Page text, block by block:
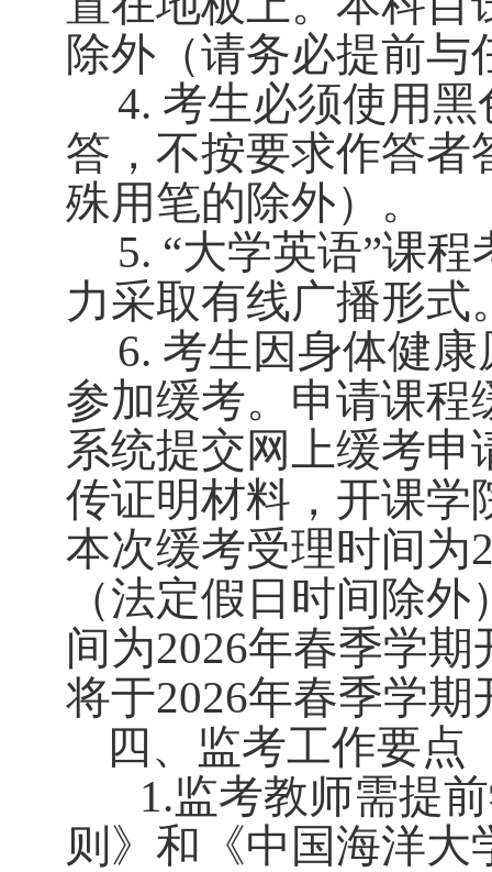
除外（请务必提前与
4. 考生必须使用
答，不按要求作答者
殊用笔的除外）。
5. “大学英语”课程
力采取有线广播形式
6. 考生因身体健
参加缓考。申请课程
系统提交网上缓考申
传证明材料，开课学
本次缓考受理时间为
（法定假日时间除外
间为2026年春季学期
将于2026年春季学期
四、监考工作要点
1.监考教师需提
则》和《中国海洋